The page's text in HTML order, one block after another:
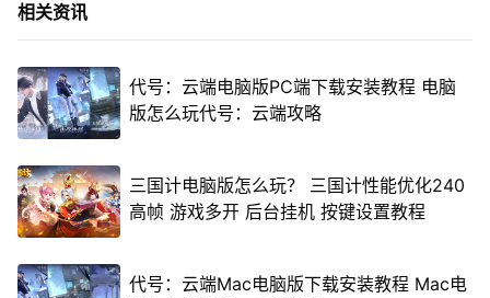
相关资讯
代号：云端电脑版PC端下载安装教程 电脑
版怎么玩代号：云端攻略
三国计电脑版怎么玩？ 三国计性能优化240
高帧 游戏多开 后台挂机 按键设置教程
代号：云端Mac电脑版下载安装教程 Mac电